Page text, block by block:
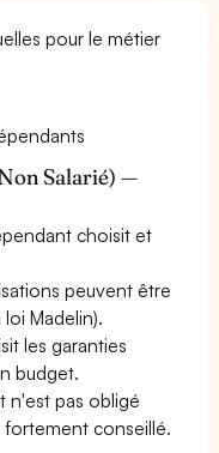
pour le métier
Salarié) —
choisit et
peuvent être
Madelin).
les garanties
budget.
n'est pas obligé
fortement conseillé.